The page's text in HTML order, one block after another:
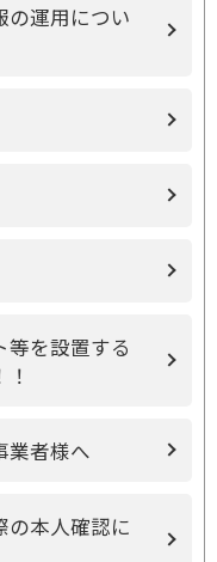
の運用につい
を設置する
業者様へ
の本人確認に